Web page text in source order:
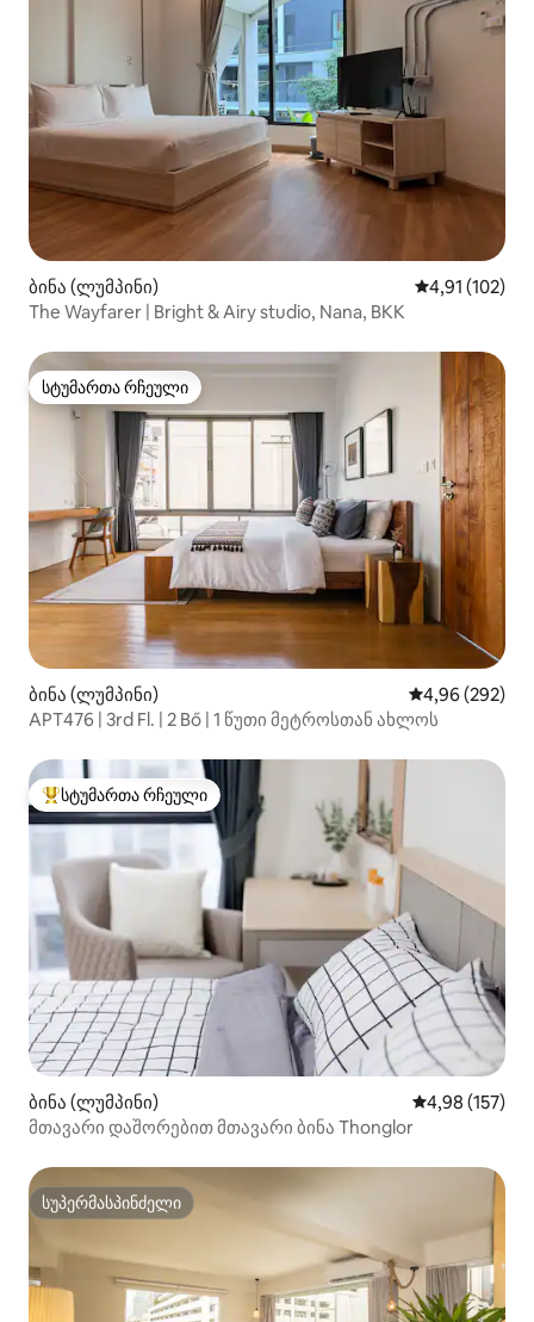
ბინა (ლუმპინი) საშუალო
4,91 (102)
The Wayfarer | Bright & Airy studio, Nana, BKK
სტუმართა რჩეული
სტუმართა რჩეული
ბინა (ლუმპინი) საშუალო
4,96 (292)
APT476 | 3rd Fl. | 2 Bő | 1 წუთი მეტროსთან ახლოს
სტუმართა რჩეული მოწინავე ვარიანტი
სტუმართა რჩეული
ბინა (ლუმპინი) საშუალო
4,98 (157)
მთავარი დაშორებით მთავარი ბინა Thonglor
სუპერმასპინძელი
სუპერმასპინძელი